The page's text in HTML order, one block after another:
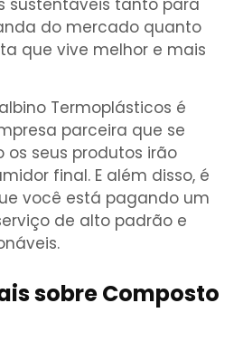
do mercado quanto
que vive melhor e mais
Termoplásticos é
parceira que se
seus produtos irão
final. E além disso, é
você está pagando um
de alto padrão e
sobre Composto